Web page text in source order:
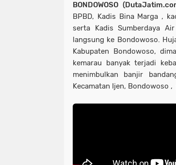
BONDOWOSO
BPBD, Kadis Bina Marga ,
serta Kadis Sumberdaya
langsung ke Bondowoso.
Kabupaten Bondowoso,
kemarau banyak terjadi
menimbulkan banjir
Kecamatan Ijen, Bondowoso